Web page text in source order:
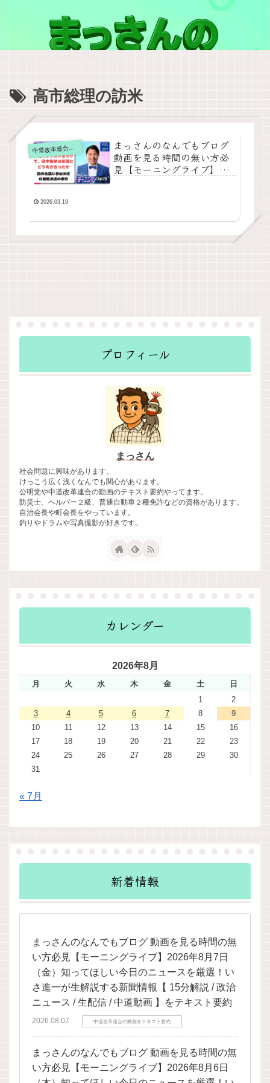
高市総理の訪米
中道改革連合の動画をテキスト要約
まっさんのなんでもブログ
動画を見る時間の無い方必
見【モーニングライブ】
る新聞情報【 15分解説 / 政
動画 】をテキスト要約
2026.03.19
プロフィール
まっさん
社会問題に興味があります。
けっこう広く浅くなんでも関心があります。
公明党や中道改革連合の動画のテキスト要約やってます。
防災士、ヘルパー２級、普通自動車２種免許などの資格があります。
自治会長や町会長をやっています。
釣りやドラムや写真撮影が好きです。
カレンダー
2026年8月
月 火 水 木 金 土
日
1
2
3
4 5 6 7 8
9
10
11 12 13 14 15
16
17
18 19 20 21 22
23
24
25 26 27 28 29
30
31
« 7月
新着情報
まっさんのなんでもブログ 動画を見る時間の無
い方必見【モーニングライブ】2026年8月7日
（金）知ってほしい今日のニュースを厳選！い
さ進一が生解説する新聞情報【 15分解説 / 政治
ニュース / 生配信 / 中道動画 】をテキスト要約
2026.08.07 中道改革連合の動画をテキスト要約
まっさんのなんでもブログ 動画を見る時間の無
い方必見【モーニングライブ】2026年8月6日